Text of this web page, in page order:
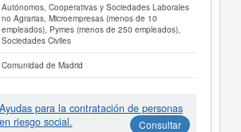
Autónomos, Cooperativas y Sociedades Laborales
no Agrarias, Microempresas (menos de 10
empleados), Pymes (menos de 250 empleados),
Sociedades Civiles
Comunidad de Madrid
Ayudas para la contratación de personas
en riesgo social.
Consultar